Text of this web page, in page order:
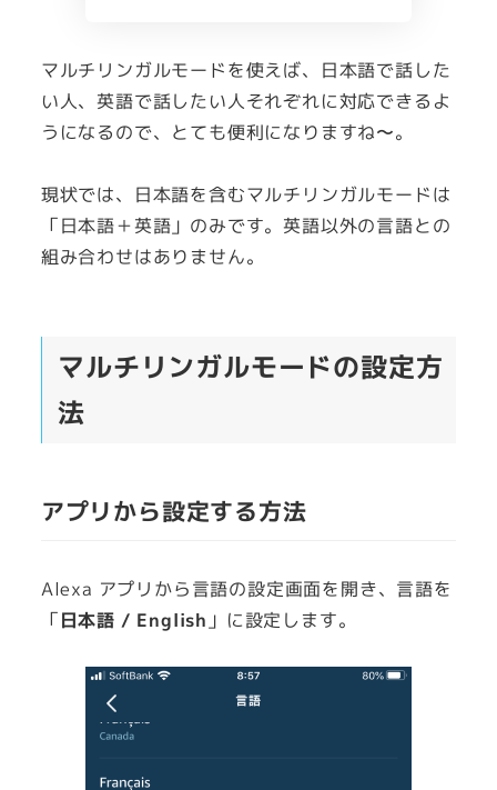
マルチリンガルモードを使えば、日本語で話した
い人、英語で話したい人それぞれに対応できるよ
うになるので、とても便利になりますね〜。
現状では、日本語を含むマルチリンガルモードは
「日本語＋英語」のみです。英語以外の言語との
組み合わせはありません。
マルチリンガルモードの設定方
法
アプリから設定する方法
Alexa アプリから言語の設定画面を開き、言語を
「日本語 / English 」に設定します。